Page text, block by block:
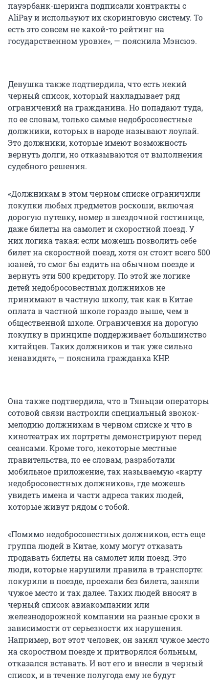
пауэрбанк-шеринга подписали контракты с
AliPay и используют их скоринговую систему. То
есть это совсем не какой-то рейтинг на
государственном уровне», — пояснила Мэнсюэ.
Девушка также подтвердила, что есть некий
черный список, который накладывает ряд
ограничений на гражданина. Но попадают туда,
по ее словам, только самые недобросовестные
должники, которых в народе называют лоулай.
Это должники, которые имеют возможность
вернуть долги, но отказываются от выполнения
судебного решения.
«Должникам в этом черном списке ограничили
покупки любых предметов роскоши, включая
дорогую путевку, номер в звездочной гостинице,
даже билеты на самолет и скоростной поезд. У
них логика такая: если можешь позволить себе
билет на скоростной поезд, хотя он стоит всего 500
юаней, то смог бы ездить на обычном поезде и
вернуть эти 500 кредитору. По этой же логике
детей недобросовестных должников не
принимают в частную школу, так как в Китае
оплата в частной школе гораздо выше, чем в
общественной школе. Ограничения на дорогую
покупку в принципе поддерживает большинство
китайцев. Таких должников и так уже сильно
ненавидят», — пояснила гражданка КНР.
Она также подтвердила, что в Тяньцзи операторы
сотовой связи настроили специальный звонок-
мелодию должникам в черном списке и что в
кинотеатрах их портреты демонстрируют перед
сеансами. Кроме того, некоторые местные
правительства, по ее словам, разработали
мобильное приложение, так называемую «карту
недобросовестных должников», где можешь
увидеть имена и части адреса таких людей,
которые живут рядом с тобой.
«Помимо недобросовестных должников, есть еще
группа людей в Китае, кому могут отказать
продавать билеты на самолет или поезд. Это
люди, которые нарушили правила в транспорте:
покурили в поезде, проехали без билета, заняли
чужое место и так далее. Таких людей вносят в
черный список авиакомпании или
железнодорожной компании на разные сроки в
зависимости от серьезности их нарушения.
Например, вот этот человек, он занял чужое место
на скоростном поезде и притворялся больным,
отказался вставать. И вот его и внесли в черный
список, и в течение полугода ему не будут